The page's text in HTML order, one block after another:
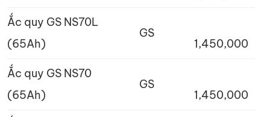
Ắc quy GS NS70L
(65Ah)
GS
1,450,000
Ắc quy GS NS70
(65Ah)
GS
1,450,000